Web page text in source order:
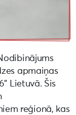
apmaiņas
Lietuvā. Šis
reģionā, kas